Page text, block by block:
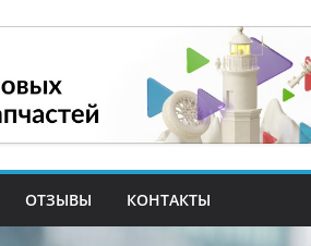
ОТЗЫВЫ КОНТАКТЫ